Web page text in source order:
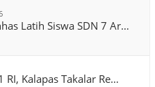
Latih Siswa SDN 7 Ar…
RI, Kalapas Takalar Re…